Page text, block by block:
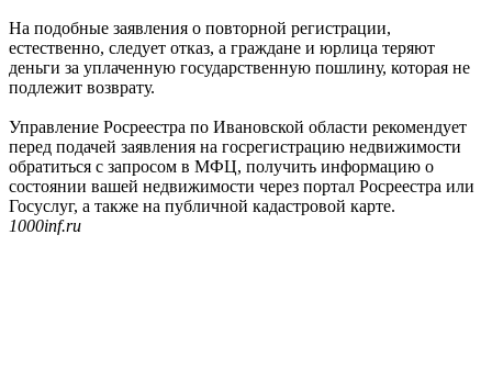
На подобные заявления о повторной регистрации,
естественно, следует отказ, а граждане и юрлица теряют
деньги за уплаченную государственную пошлину, которая не
подлежит возврату.
Управление Росреестра по Ивановской области рекомендует
перед подачей заявления на госрегистрацию недвижимости
обратиться с запросом в МФЦ, получить информацию о
состоянии вашей недвижимости через портал Росреестра или
Госуслуг, а также на публичной кадастровой карте.
1000inf.ru